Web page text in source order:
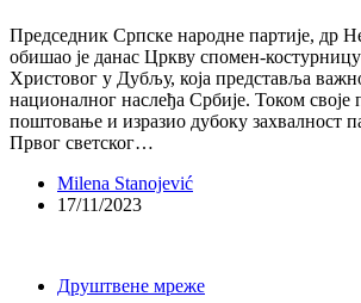
Председник Српске народне партије, др
обишао је данас Цркву спомен-
Христовог у Дубљу, која представља
националног наслеђа Србије. Током своје
поштовање и изразио дубоку захвалност
Првог светског…
Milena Stanojević
17/11/2023
Друштвене мреже